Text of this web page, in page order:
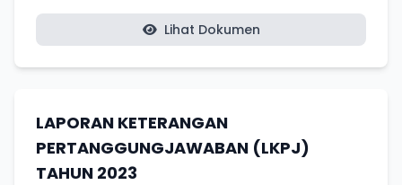
Lihat Dokumen
LAPORAN KETERANGAN
PERTANGGUNGJAWABAN (LKPJ)
TAHUN 2023